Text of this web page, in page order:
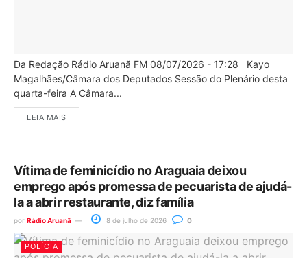
Da Redação Rádio Aruanã FM 08/07/2026 - 17:28 Kayo
Magalhães/Câmara dos Deputados Sessão do Plenário desta
quarta-feira A Câmara...
LEIA MAIS
Vítima de feminicídio no Araguaia deixou
emprego após promessa de pecuarista de ajudá-
la a abrir restaurante, diz família
por Rádio Aruanã 8 de julho de 2026 0
POLÍCIA